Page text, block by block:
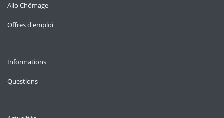
Allo Chômage
Offres d'emploi
Informations
Questions